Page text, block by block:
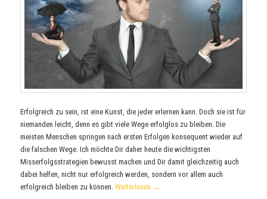
Erfolgreich zu sein, ist eine Kunst, die jeder erlernen kann. Doch sie ist für
niemanden leicht, denn es gibt viele Wege erfolglos zu bleiben. Die
meisten Menschen springen nach ersten Erfolgen konsequent wieder auf
die falschen Wege. Ich möchte Dir daher heute die wichtigsten
Misserfolgsstrategien bewusst machen und Dir damit gleichzeitig auch
dabei helfen, nicht nur erfolgreich werden, sondern vor allem auch
erfolgreich bleiben zu können.Weiterlesen →